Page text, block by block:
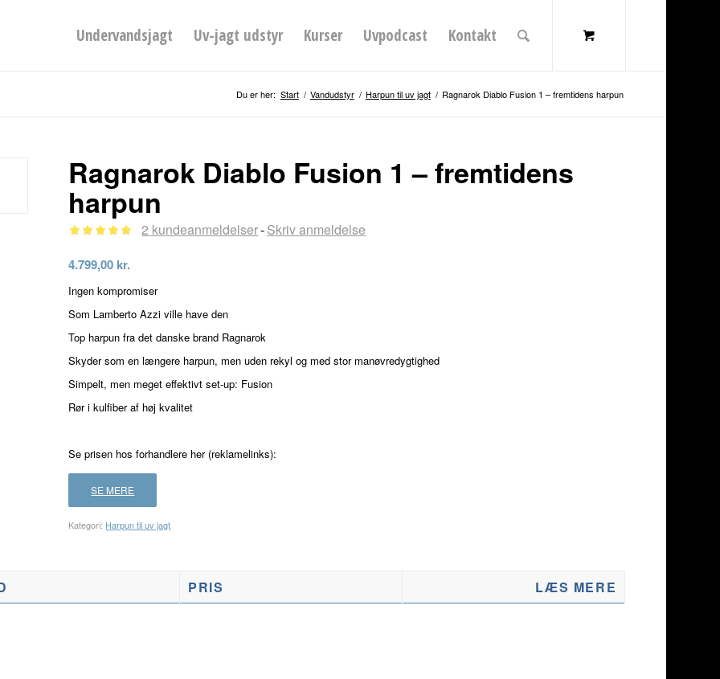
Undervandsjagt Uv-jagt udstyr Kurser Uvpodcast Kontakt
Du er her: Start / Vandudstyr / Harpun til uv jagt / Ragnarok Diablo Fusion 1 – fremtidens harpun
Ragnarok Diablo Fusion 1 – fremtidens
harpun
som5.00
ud af 5
baseret på
2
kundebedømmelser
2 kundeanmeldelser-Skriv anmeldelse
4.799,00 kr.
Ingen kompromiser
Som Lamberto Azzi ville have den
Top harpun fra det danske brand Ragnarok
Skyder som en længere harpun, men uden rekyl og med stor manøvredygtighed
Simpelt, men meget effektivt set-up: Fusion
Rør i kulfiber af høj kvalitet
Se prisen hos forhandlere her (reklamelinks):
SE MERE
Kategori: Harpun til uv jagt
PRIS LÆS MERE